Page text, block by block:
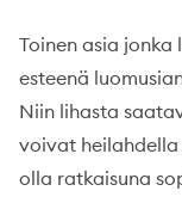
Toinen asia jonka
esteenä
Niin lihasta
voivat heilahdella
olla ratkaisuna